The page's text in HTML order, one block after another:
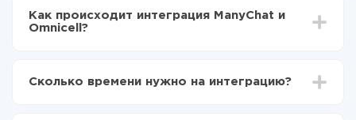
Как происходит интеграция ManyChat и
Omnicell?
Выбираете какие данные передавать из
Сколько времени нужно на интеграцию?